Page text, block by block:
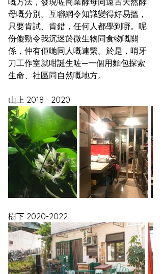
母嘅分別。互聯網令知識變得好易搵，
只要肯試、肯錯，任何人都學到嘢。呢
份傻勁令我沉迷於微生物同食物嘅關
係，仲有佢哋同人嘅連繫。於是，哨牙
刀工作室就咁誕生咗—一個用麵包探索
生命、社區同自然嘅地方。
山上 2018 - 2020
樹下 2020-2022